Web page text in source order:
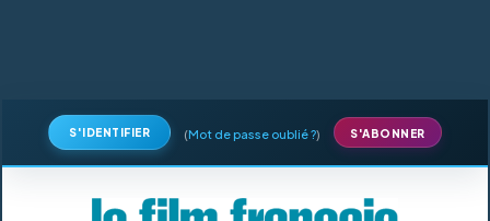
S'IDENTIFIER (Mot de passe oublié ?) S'ABONNER